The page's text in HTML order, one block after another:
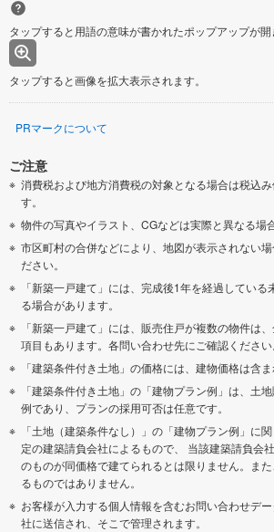
タップすると用語の意味が書かれたポップアップが開
タップすると画像を拡大表示されます。
PRマークについて
ご注意
消費税および地方消費税の対象となる場合は税込
す。
物件の写真やイラスト、CGなどは実際と異なる場
市区町村の合併などにより、地図が表示されない
ださい。
「新築一戸建て」には、完成後1年を経過してい
る場合があります。
「新築一戸建て」には、販売住戸が複数の物件は
項目もあります。各問い合わせ先にご確認ください
「建築条件付き土地」の価格には、建物価格は含ま
「建築条件付き土地」の「建物プラン例」は、土
例であり、プランの採用可否は任意です。
「土地（建築条件なし）」の「建物プラン例」に
定の建築請負会社によるもので、 当該建築請負会
のものが同価格で建てられるとは限りません。ま
るものではありません。
お客様が入力する個人情報を含むお問い合わせデ
社に送信され、そこで管理されます。